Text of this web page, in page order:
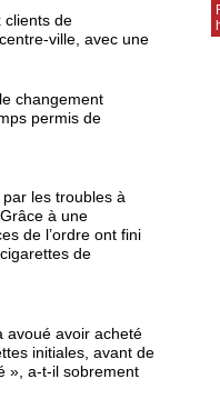
clients de
ville, avec une
changement
permis de
par les troubles à
à une
de l’ordre ont fini
de
avoué avoir acheté
initiales, avant de
», a-t-il sobrement